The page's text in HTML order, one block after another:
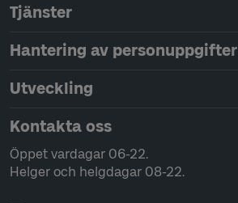
Tjänster
Hantering av personuppgifter
Utveckling
Kontakta oss
Öppet vardagar 06-22.
Helger och helgdagar 08-22.